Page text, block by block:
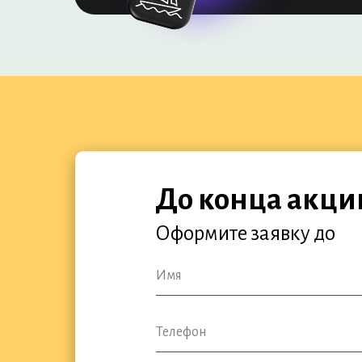
Оформите заявкудо
До конца